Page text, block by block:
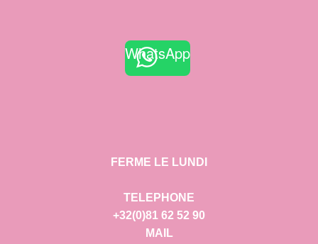
WhatsApp
FERME LE LUNDI
TELEPHONE
+32(0)81 62 52 90
MAIL